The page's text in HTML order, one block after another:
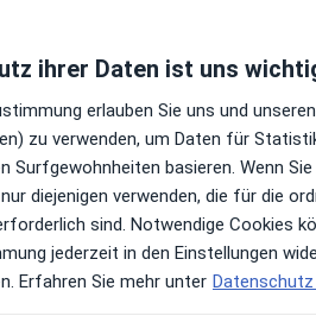
Heute
9 Aug 10
ihrer Daten ist uns
erlauben Sie uns und
zu verwenden, um Daten für
Surfgewohnheiten basieren. Wenn
diejenigen verwenden, die für die
sind. Notwendige Cookies
jederzeit in den Einstellungen
Erfahren Sie mehr unter Datenschutz